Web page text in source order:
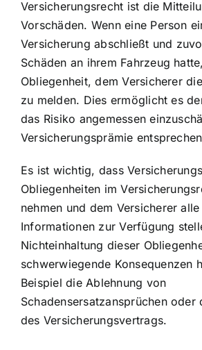
Versicherungsrecht ist die
Vorschäden. Wenn eine Person
Versicherung abschließt und
Schäden an ihrem Fahrzeug
Obliegenheit, dem Versicherer
zu melden. Dies ermöglicht es
das Risiko angemessen
Versicherungsprämie
Es ist wichtig, dass
Obliegenheiten im
nehmen und dem Versicherer
Informationen zur Verfügung
Nichteinhaltung dieser
schwerwiegende Konsequenzen
Beispiel die Ablehnung von
Schadensersatzansprüchen oder
des Versicherungsvertrags.